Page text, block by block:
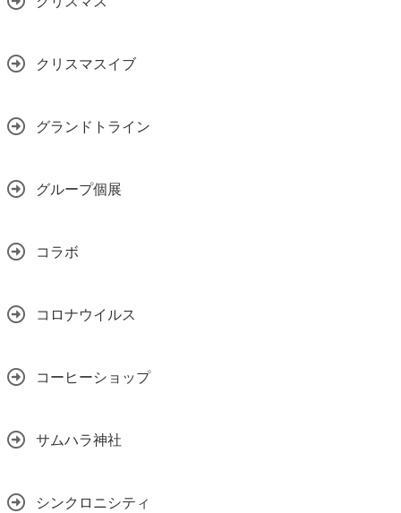
クリスマスイブ
グランドトライン
グループ個展
コラボ
コロナウイルス
コーヒーショップ
サムハラ神社
シンクロニシティ